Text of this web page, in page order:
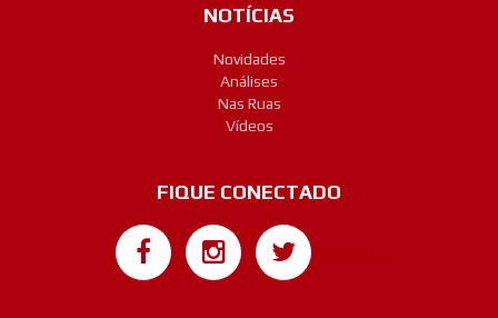
NOTÍCIAS
Novidades
Análises
Nas Ruas
Vídeos
FIQUE CONECTADO